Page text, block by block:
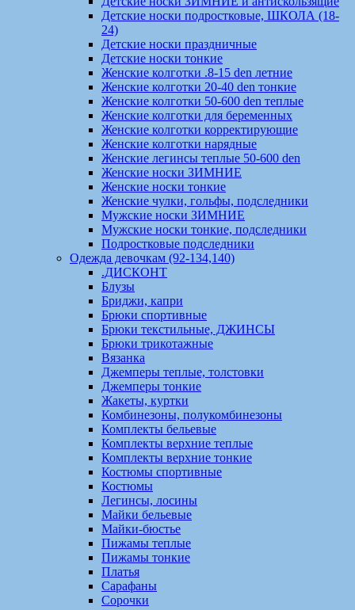
Детские носки подростковые, ШКОЛА (18-
24)
Детские носки праздничные
Детские носки тонкие
Женские колготки .8-15 den летние
Женские колготки 20-40 den тонкие
Женские колготки 50-600 den теплые
Женские колготки для беременных
Женские колготки корректирующие
Женские колготки нарядные
Женские легинсы теплые 50-600 den
Женские носки ЗИМНИЕ
Женские носки тонкие
Женские чулки, гольфы, подследники
Мужские носки ЗИМНИЕ
Мужские носки тонкие, подследники
Подростковые подследники
Одежда девочкам (92-134,140)
.ДИСКОНТ
Блузы
Бриджи, капри
Брюки спортивные
Брюки текстильные, ДЖИНСЫ
Брюки трикотажные
Вязанка
Джемперы теплые, толстовки
Джемперы тонкие
Жакеты, куртки
Комбинезоны, полукомбинезоны
Комплекты бельевые
Комплекты верхние теплые
Комплекты верхние тонкие
Костюмы спортивные
Костюмы
Легинсы, лосины
Майки бельевые
Майки-бюстье
Пижамы теплые
Пижамы тонкие
Платья
Сарафаны
Сорочки